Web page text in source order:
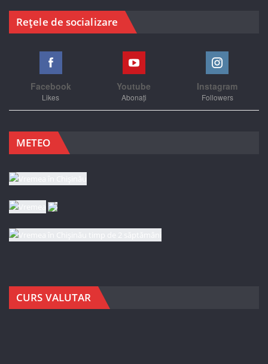
Rețele de socializare
Facebook
Likes
Youtube
Abonați
Instagram
Followers
METEO
CURS VALUTAR